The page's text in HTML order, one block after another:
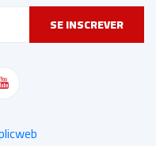
SE INSCREVER